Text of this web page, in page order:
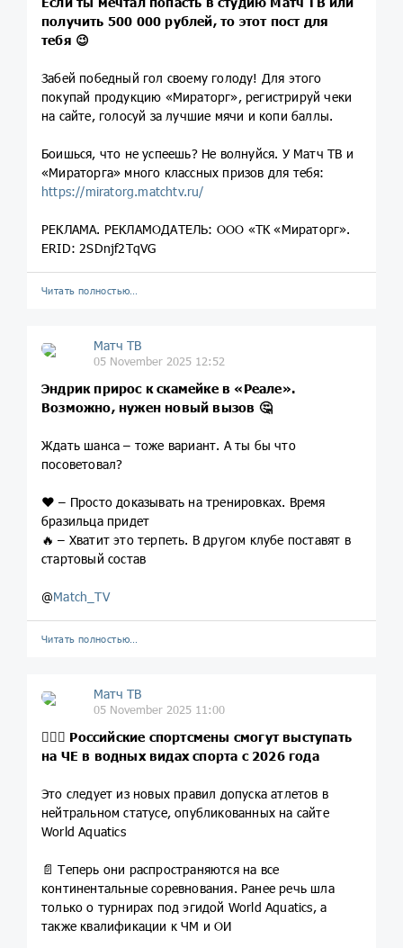
получить 500 000 рублей, то этот пост для
тебя 😉
Забей победный гол своему голоду! Для этого
покупай продукцию «Мираторг», регистрируй чеки
на сайте, голосуй за лучшие мячи и копи баллы.
Боишься, что не успеешь? Не волнуйся. У Матч ТВ и
«Мираторга» много классных призов для тебя:
https://miratorg.matchtv.ru/
РЕКЛАМА. РЕКЛАМОДАТЕЛЬ: ООО «ТК «Мираторг».
ERID: 2SDnjf2TqVG
Читать полностью…
Матч ТВ
05 November 2025 12:52
Эндрик прирос к скамейке в «Реале».
Возможно, нужен новый вызов 🤔
Ждать шанса – тоже вариант. А ты бы что
посоветовал?
❤️ – Просто доказывать на тренировках. Время
бразильца придет
🔥 – Хватит это терпеть. В другом клубе поставят в
стартовый состав
@Match_TV
Читать полностью…
Матч ТВ
05 November 2025 11:00
🏊🏻‍♂️ Российские спортсмены смогут выступать
на ЧЕ в водных видах спорта с 2026 года
Это следует из новых правил допуска атлетов в
нейтральном статусе, опубликованных на сайте
World Aquatics
📄 Теперь они распространяются на все
континентальные соревнования. Ранее речь шла
только о турнирах под эгидой World Aquatics, а
также квалификации к ЧМ и ОИ